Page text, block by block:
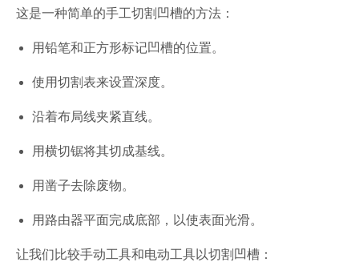
这是一种简单的手工切割凹槽的方法：
用铅笔和正方形标记凹槽的位置。
使用切割表来设置深度。
沿着布局线夹紧直线。
用横切锯将其切成基线。
用凿子去除废物。
用路由器平面完成底部，以使表面光滑。
让我们比较手动工具和电动工具以切割凹槽：